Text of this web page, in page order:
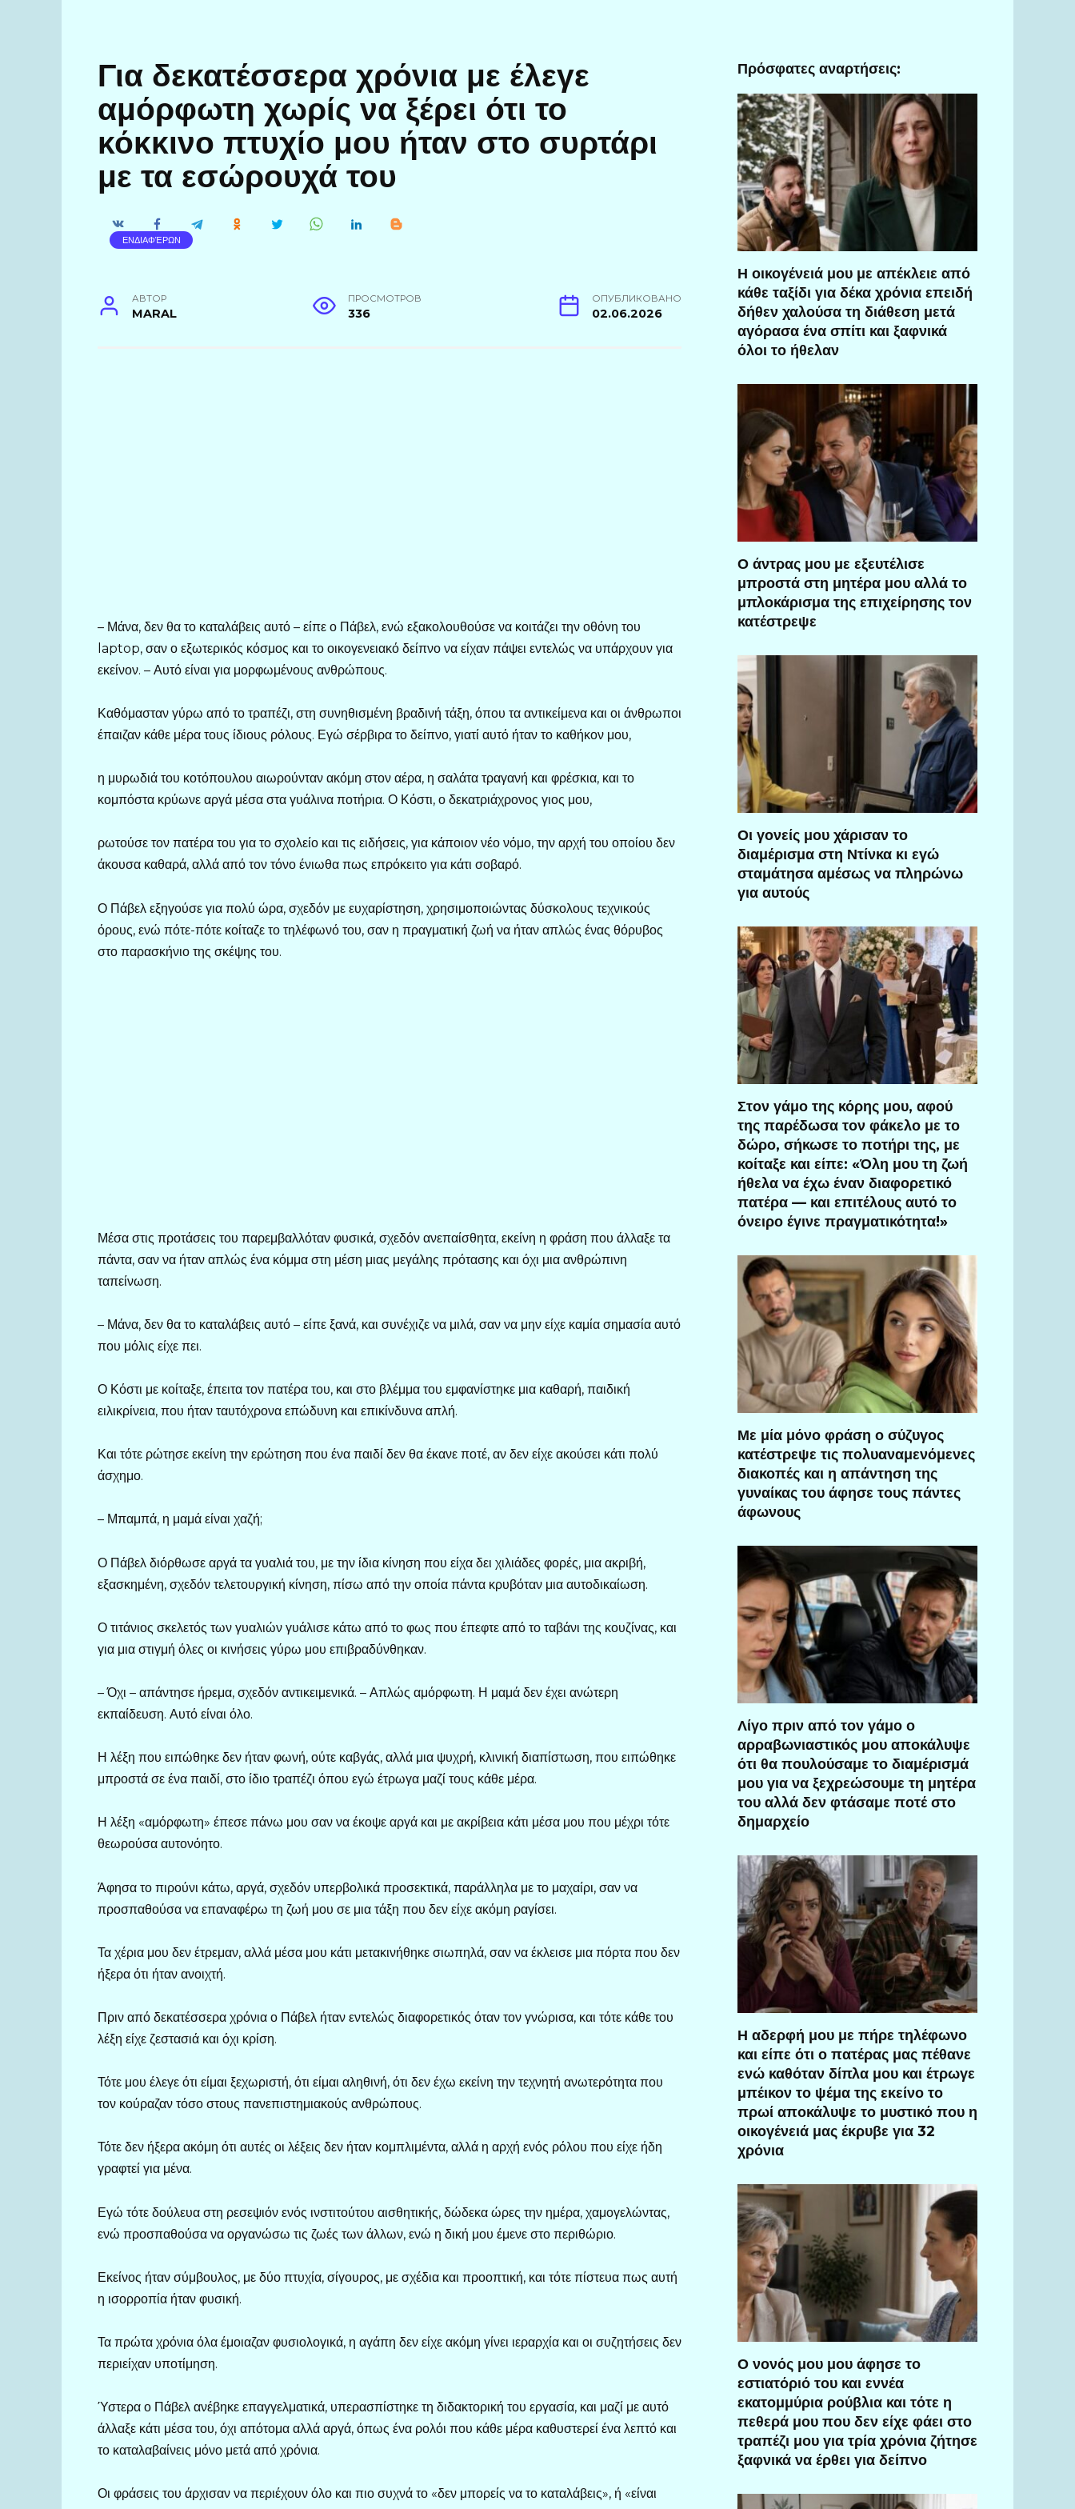
Για δεκατέσσερα χρόνια με έλεγε
αμόρφωτη χωρίς να ξέρει ότι το
κόκκινο πτυχίο μου ήταν στο συρτάρι
με τα εσώρουχά του
ΕΝΔΙΑΦΈΡΩΝ
АВТОР
MARAL
ПРОСМОТРОВ
336
ОПУБЛИКОВАНО
02.06.2026
– Μάνα, δεν θα το καταλάβεις αυτό – είπε ο Πάβελ, ενώ εξακολουθούσε να κοιτάζει την οθόνη του
laptop, σαν ο εξωτερικός κόσμος και το οικογενειακό δείπνο να είχαν πάψει εντελώς να υπάρχουν για
εκείνον. – Αυτό είναι για μορφωμένους ανθρώπους.
Καθόμασταν γύρω από το τραπέζι, στη συνηθισμένη βραδινή τάξη, όπου τα αντικείμενα και οι άνθρωποι
έπαιζαν κάθε μέρα τους ίδιους ρόλους. Εγώ σέρβιρα το δείπνο, γιατί αυτό ήταν το καθήκον μου,
η μυρωδιά του κοτόπουλου αιωρούνταν ακόμη στον αέρα, η σαλάτα τραγανή και φρέσκια, και το
κομπόστα κρύωνε αργά μέσα στα γυάλινα ποτήρια. Ο Κόστι, ο δεκατριάχρονος γιος μου,
ρωτούσε τον πατέρα του για το σχολείο και τις ειδήσεις, για κάποιον νέο νόμο, την αρχή του οποίου δεν
άκουσα καθαρά, αλλά από τον τόνο ένιωθα πως επρόκειτο για κάτι σοβαρό.
Ο Πάβελ εξηγούσε για πολύ ώρα, σχεδόν με ευχαρίστηση, χρησιμοποιώντας δύσκολους τεχνικούς
όρους, ενώ πότε-πότε κοίταζε το τηλέφωνό του, σαν η πραγματική ζωή να ήταν απλώς ένας θόρυβος
στο παρασκήνιο της σκέψης του.
Μέσα στις προτάσεις του παρεμβαλλόταν φυσικά, σχεδόν ανεπαίσθητα, εκείνη η φράση που άλλαξε τα
πάντα, σαν να ήταν απλώς ένα κόμμα στη μέση μιας μεγάλης πρότασης και όχι μια ανθρώπινη
ταπείνωση.
– Μάνα, δεν θα το καταλάβεις αυτό – είπε ξανά, και συνέχιζε να μιλά, σαν να μην είχε καμία σημασία αυτό
που μόλις είχε πει.
Ο Κόστι με κοίταξε, έπειτα τον πατέρα του, και στο βλέμμα του εμφανίστηκε μια καθαρή, παιδική
ειλικρίνεια, που ήταν ταυτόχρονα επώδυνη και επικίνδυνα απλή.
Και τότε ρώτησε εκείνη την ερώτηση που ένα παιδί δεν θα έκανε ποτέ, αν δεν είχε ακούσει κάτι πολύ
άσχημο.
– Μπαμπά, η μαμά είναι χαζή;
Ο Πάβελ διόρθωσε αργά τα γυαλιά του, με την ίδια κίνηση που είχα δει χιλιάδες φορές, μια ακριβή,
εξασκημένη, σχεδόν τελετουργική κίνηση, πίσω από την οποία πάντα κρυβόταν μια αυτοδικαίωση.
Ο τιτάνιος σκελετός των γυαλιών γυάλισε κάτω από το φως που έπεφτε από το ταβάνι της κουζίνας, και
για μια στιγμή όλες οι κινήσεις γύρω μου επιβραδύνθηκαν.
– Όχι – απάντησε ήρεμα, σχεδόν αντικειμενικά. – Απλώς αμόρφωτη. Η μαμά δεν έχει ανώτερη
εκπαίδευση. Αυτό είναι όλο.
Η λέξη που ειπώθηκε δεν ήταν φωνή, ούτε καβγάς, αλλά μια ψυχρή, κλινική διαπίστωση, που ειπώθηκε
μπροστά σε ένα παιδί, στο ίδιο τραπέζι όπου εγώ έτρωγα μαζί τους κάθε μέρα.
Η λέξη «αμόρφωτη» έπεσε πάνω μου σαν να έκοψε αργά και με ακρίβεια κάτι μέσα μου που μέχρι τότε
θεωρούσα αυτονόητο.
Άφησα το πιρούνι κάτω, αργά, σχεδόν υπερβολικά προσεκτικά, παράλληλα με το μαχαίρι, σαν να
προσπαθούσα να επαναφέρω τη ζωή μου σε μια τάξη που δεν είχε ακόμη ραγίσει.
Τα χέρια μου δεν έτρεμαν, αλλά μέσα μου κάτι μετακινήθηκε σιωπηλά, σαν να έκλεισε μια πόρτα που δεν
ήξερα ότι ήταν ανοιχτή.
Πριν από δεκατέσσερα χρόνια ο Πάβελ ήταν εντελώς διαφορετικός όταν τον γνώρισα, και τότε κάθε του
λέξη είχε ζεστασιά και όχι κρίση.
Τότε μου έλεγε ότι είμαι ξεχωριστή, ότι είμαι αληθινή, ότι δεν έχω εκείνη την τεχνητή ανωτερότητα που
τον κούραζαν τόσο στους πανεπιστημιακούς ανθρώπους.
Τότε δεν ήξερα ακόμη ότι αυτές οι λέξεις δεν ήταν κομπλιμέντα, αλλά η αρχή ενός ρόλου που είχε ήδη
γραφτεί για μένα.
Εγώ τότε δούλευα στη ρεσεψιόν ενός ινστιτούτου αισθητικής, δώδεκα ώρες την ημέρα, χαμογελώντας,
ενώ προσπαθούσα να οργανώσω τις ζωές των άλλων, ενώ η δική μου έμενε στο περιθώριο.
Εκείνος ήταν σύμβουλος, με δύο πτυχία, σίγουρος, με σχέδια και προοπτική, και τότε πίστευα πως αυτή
η ισορροπία ήταν φυσική.
Τα πρώτα χρόνια όλα έμοιαζαν φυσιολογικά, η αγάπη δεν είχε ακόμη γίνει ιεραρχία και οι συζητήσεις δεν
περιείχαν υποτίμηση.
Ύστερα ο Πάβελ ανέβηκε επαγγελματικά, υπερασπίστηκε τη διδακτορική του εργασία, και μαζί με αυτό
άλλαξε κάτι μέσα του, όχι απότομα αλλά αργά, όπως ένα ρολόι που κάθε μέρα καθυστερεί ένα λεπτό και
το καταλαβαίνεις μόνο μετά από χρόνια.
Οι φράσεις του άρχισαν να περιέχουν όλο και πιο συχνά το «δεν μπορείς να το καταλάβεις», ή «είναι
Πρόσφατες αναρτήσεις:
Η οικογένειά μου με απέκλειε από
κάθε ταξίδι για δέκα χρόνια επειδή
δήθεν χαλούσα τη διάθεση μετά
αγόρασα ένα σπίτι και ξαφνικά
όλοι το ήθελαν
Ο άντρας μου με εξευτέλισε
μπροστά στη μητέρα μου αλλά το
μπλοκάρισμα της επιχείρησης τον
κατέστρεψε
Οι γονείς μου χάρισαν το
διαμέρισμα στη Ντίνκα κι εγώ
σταμάτησα αμέσως να πληρώνω
για αυτούς
Στον γάμο της κόρης μου, αφού
της παρέδωσα τον φάκελο με το
δώρο, σήκωσε το ποτήρι της, με
κοίταξε και είπε: «Όλη μου τη ζωή
ήθελα να έχω έναν διαφορετικό
πατέρα — και επιτέλους αυτό το
όνειρο έγινε πραγματικότητα!»
Με μία μόνο φράση ο σύζυγος
κατέστρεψε τις πολυαναμενόμενες
διακοπές και η απάντηση της
γυναίκας του άφησε τους πάντες
άφωνους
Λίγο πριν από τον γάμο ο
αρραβωνιαστικός μου αποκάλυψε
ότι θα πουλούσαμε το διαμέρισμά
μου για να ξεχρεώσουμε τη μητέρα
του αλλά δεν φτάσαμε ποτέ στο
δημαρχείο
Η αδερφή μου με πήρε τηλέφωνο
και είπε ότι ο πατέρας μας πέθανε
ενώ καθόταν δίπλα μου και έτρωγε
μπέικον το ψέμα της εκείνο το
πρωί αποκάλυψε το μυστικό που η
οικογένειά μας έκρυβε για 32
χρόνια
Ο νονός μου μου άφησε το
εστιατόριό του και εννέα
εκατομμύρια ρούβλια και τότε η
πεθερά μου που δεν είχε φάει στο
τραπέζι μου για τρία χρόνια ζήτησε
ξαφνικά να έρθει για δείπνο